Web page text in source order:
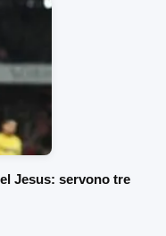
Jesus: servono tre